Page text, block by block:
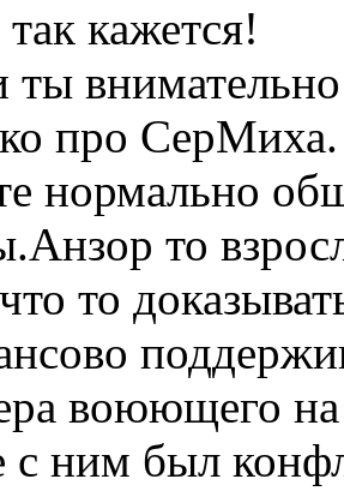
кажется!
ты
про
нормально
то
то
воюющего
с ним был